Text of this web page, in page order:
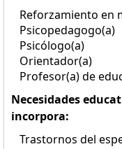
Reforzamiento en
Psicopedagogo(a)
Psicólogo(a)
Orientador(a)
Profesor(a) de
Necesidades
incorpora:
Trastornos del